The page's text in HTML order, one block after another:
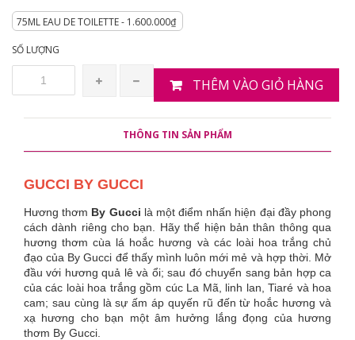
75ML EAU DE TOILETTE - 1.600.000₫
SỐ LƯỢNG
THÊM VÀO GIỎ HÀNG
THÔNG TIN SẢN PHẨM
GUCCI BY GUCCI
Hương thơm By Gucci là một điểm nhấn hiện đại đầy phong
cách dành riêng cho bạn. Hãy thể hiện bản thân thông qua
hương thơm cùa lá hoắc hương và các loài hoa trắng chủ
đạo của By Gucci để thấy mình luôn mới mẻ và hợp thời. Mở
đầu với hương quả lê và ổi; sau đó chuyển sang bản hợp ca
của các loài hoa trắng gồm cúc La Mã, linh lan, Tiaré và hoa
cam; sau cùng là sự ấm áp quyến rũ đến từ hoắc hương và
xạ hương cho bạn một âm hưởng lắng đọng của hương
thơm By Gucci.